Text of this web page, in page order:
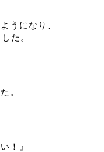
うになり、
た。
。
！』